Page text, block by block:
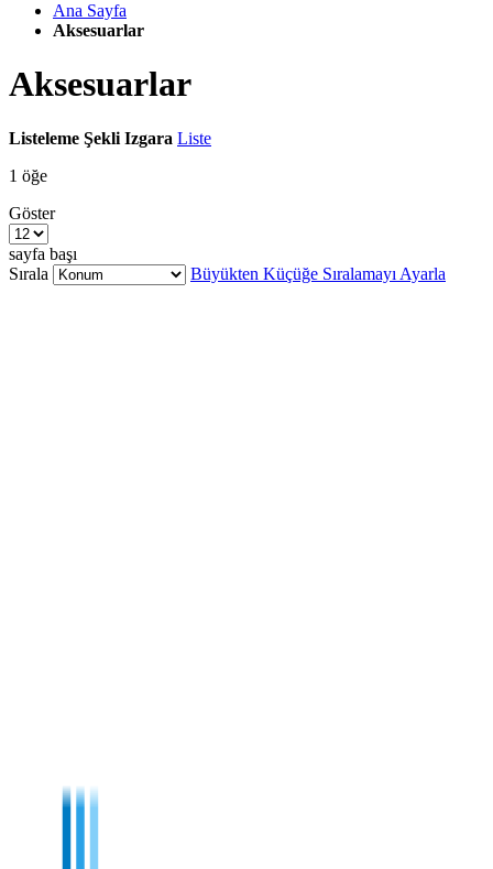
Ana Sayfa
Aksesuarlar
Aksesuarlar
Listeleme Şekli Izgara Liste
1 öğe
Göster
sayfa başı
Sırala
Büyükten Küçüğe Sıralamayı Ayarla